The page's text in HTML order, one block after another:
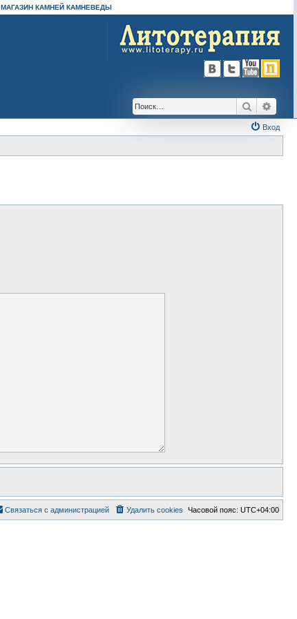
МАГАЗИН КАМНЕЙ КАМНЕВЕДЫ
Поиск
Вход
Часовой пояс: UTC+04:00
Удалить cookies
Связаться с администрацией